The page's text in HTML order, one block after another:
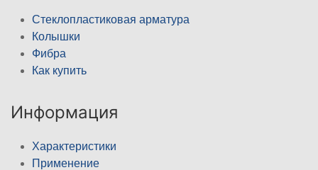
Стеклопластиковая арматура
Колышки
Фибра
Как купить
Информация
Характеристики
Применение